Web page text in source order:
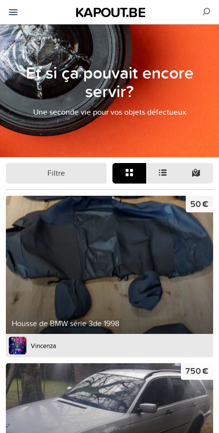
KAPOUT.BE
Et si ça pouvait encore
servir?
Une seconde vie pour vos objets défectueux
Filtre
Housse de BMW série 3de 1998
50 €
Vincenza
750 €